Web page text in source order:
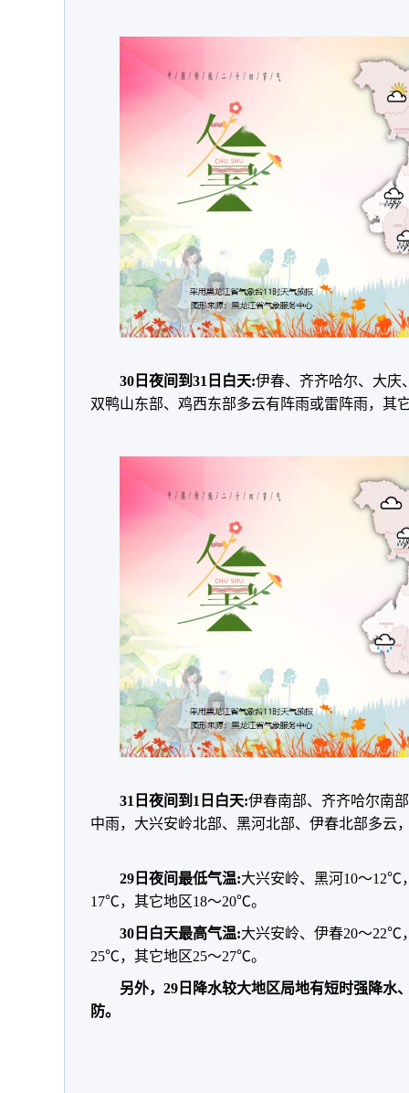
30日夜间到31日白天:伊春、齐齐哈尔、大庆
双鸭山东部、鸡西东部多云有阵雨或雷阵雨，其
31日夜间到1日白天:伊春南部、齐齐哈尔南
中雨，大兴安岭北部、黑河北部、伊春北部多云
29日夜间最低气温:大兴安岭、黑河10～12℃
17℃，其它地区18～20℃。
30日白天最高气温:大兴安岭、伊春20～22℃
25℃，其它地区25～27℃。
另外，29日降水较大地区局地有短时强降水
防。